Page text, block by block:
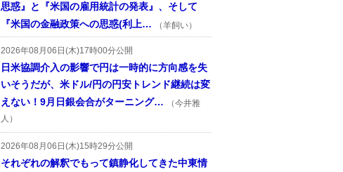
思惑』と『米国の雇用統計の発表』、そして
『米国の金融政策への思惑(利上…
（羊飼い）
2026年08月06日(木)17時00分公開
日米協調介入の影響で円は一時的に方向感を失
いそうだが、米ドル/円の円安トレンド継続は変
えない！9月日銀会合がターニング…
（今井雅
人）
2026年08月06日(木)15時29分公開
それぞれの解釈でもって鎮静化してきた中東情